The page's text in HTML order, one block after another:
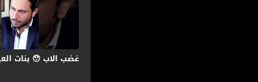
غضب الاب 😯 بنات